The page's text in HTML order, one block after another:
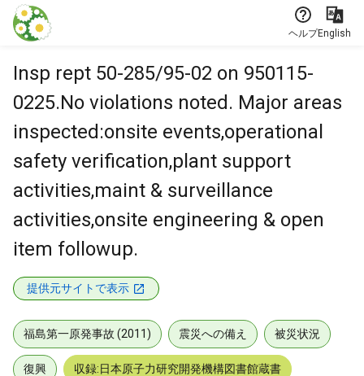
本文に飛ぶ
ヘルプEnglish
Insp rept 50-285/95-02 on 950115-
0225.No violations noted. Major areas
inspected:onsite events,operational
safety verification,plant support
activities,maint & surveillance
activities,onsite engineering & open
item followup.
提供元サイトで表示
福島第一原発事故 (2011) 震災への備え 被災状況
復興 収録:日本原子力研究開発機構図書館蔵書